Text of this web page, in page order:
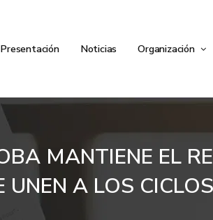
Presentación Noticias Organización
MANTIENE EL
UNEN A LOS